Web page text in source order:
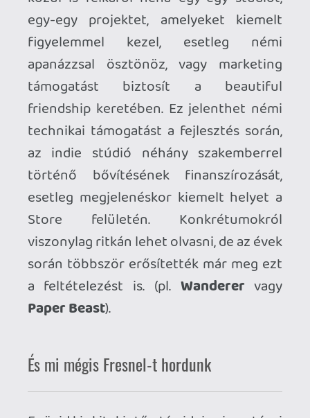
több mint 150 játék érkezett az első
évben, őszintén irigylem azon
játékostársaim szabadidő mennyiségét,
akiknek ez kevésnek bizonyult, én már
most számos olyan gyöngyszemet
kattintottam be a könyvtáramba
különböző akciók keretében, amelyet
még elindítani sem volt időm. Nem
könnyű tehát egy ilyen évet
megismételni, minden bizonnyal egy
jóval csendesebb időszak kapujában
állunk.
A videojáték ipar átalakulóban van, a
pandémia évei alatt egekbe szökő